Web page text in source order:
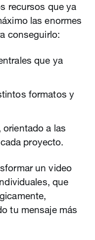
recursos que ya
las enormes
conseguirlo:
que ya
formatos y
a las
proyecto.
un video
que
tu mensaje más